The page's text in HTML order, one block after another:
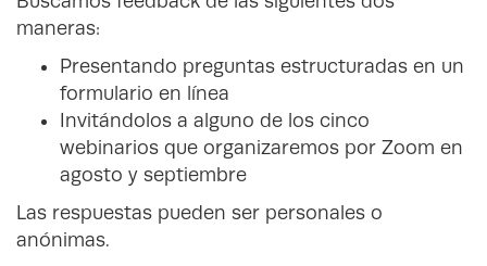
maneras:
Presentando preguntas estructuradas en un
formulario en línea
Invitándolos a alguno de los cinco
webinarios que organizaremos por Zoom en
agosto y septiembre
Las respuestas pueden ser personales o
anónimas.